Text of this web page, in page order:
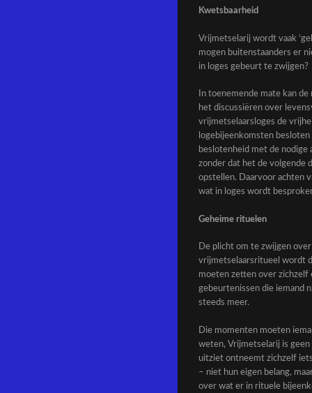
Kwetsbaarheid
Vrijmetselarij wordt vaak
mogen buitenstaanders er
in loges gebeurt te zwijgen?
In toenemende mate kan
het discussiëren over
vrijmetselaarsloges de
logebijeenkomsten
beslotenheid met de
zonder dat het de volgende
opstellen. Daarvoor achten
wat in loges wordt
Geheime rituelen
De plicht om te zwijgen
vrijmetselaarsritueel wordt
moeten zetten over zichzelf
gebeurtenissen die iemand
steeds meer.
Die momenten moeten
weten, Vrijmetselarij is
uitziet ontneemt zichzelf
– niet hun eigen belang,
over wat er in rituele